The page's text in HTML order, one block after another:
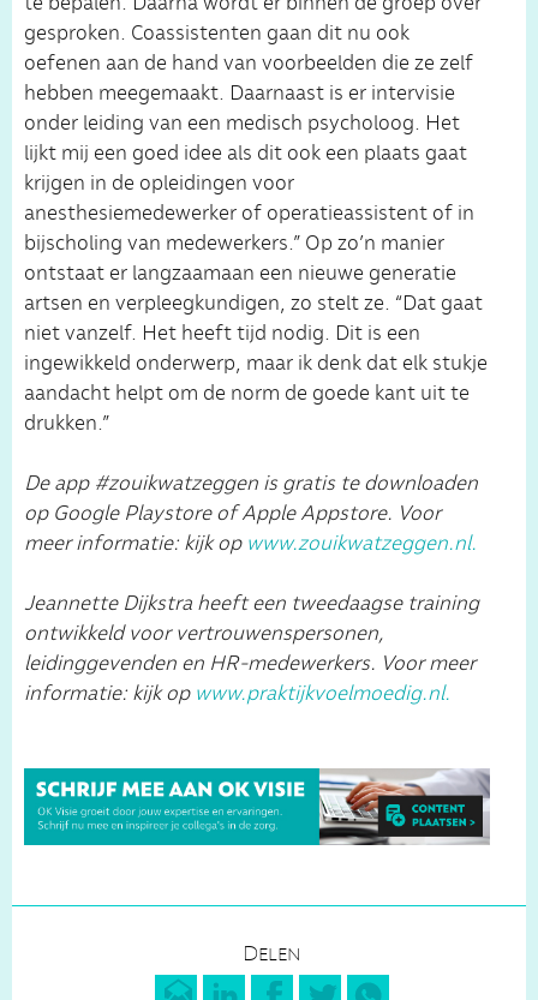
gesproken. Coassistenten gaan dit nu ook
oefenen aan de hand van voorbeelden die ze zelf
hebben meegemaakt. Daarnaast is er intervisie
onder leiding van een medisch psycholoog. Het
lijkt mij een goed idee als dit ook een plaats gaat
krijgen in de opleidingen voor
anesthesiemedewerker of operatieassistent of in
bijscholing van medewerkers.” Op zo’n manier
ontstaat er langzaamaan een nieuwe generatie
artsen en verpleegkundigen, zo stelt ze. “Dat gaat
niet vanzelf. Het heeft tijd nodig. Dit is een
ingewikkeld onderwerp, maar ik denk dat elk stukje
aandacht helpt om de norm de goede kant uit te
drukken.”
De app #zouikwatzeggen is gratis te downloaden
op Google Playstore of Apple Appstore. Voor
meer informatie: kijk op www.zouikwatzeggen.nl.
Jeannette Dijkstra heeft een tweedaagse training
ontwikkeld voor vertrouwenspersonen,
leidinggevenden en HR-medewerkers. Voor meer
informatie: kijk op www.praktijkvoelmoedig.nl.
Delen